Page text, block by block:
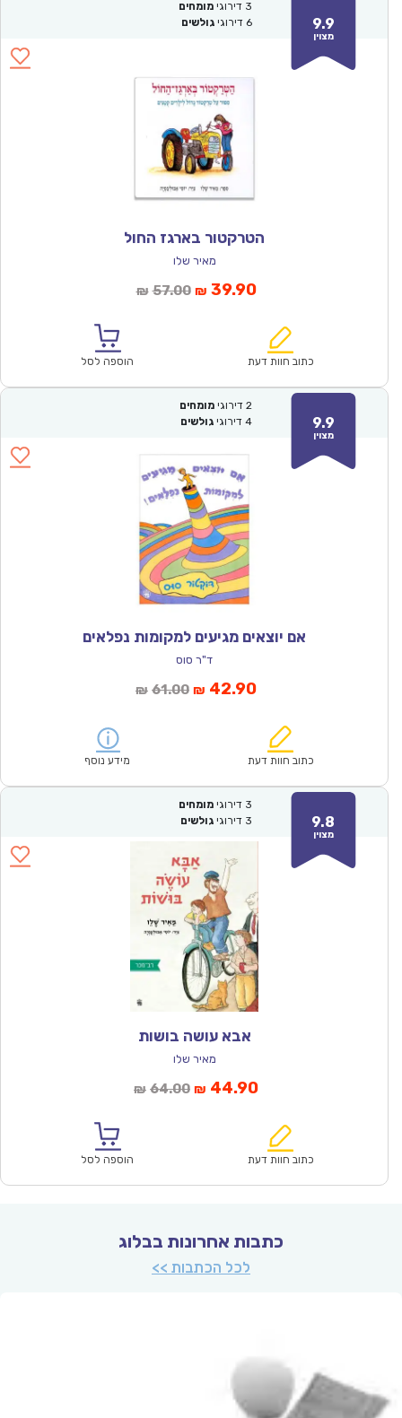
9.9
מצוין
3 דירוגי מומחים
6 דירוגי גולשים
הטרקטור בארגז החול
מאיר שלו
₪ 57.00המחיר
₪57.00.
₪ 39.90המחיר
הוא:
כתוב חוות דעת הוספה לסל
9.9
מצוין
2 דירוגי מומחים
4 דירוגי גולשים
אם יוצאים מגיעים למקומות נפלאים
ד"ר סוס
₪ 61.00המחיר
₪61.00.
₪ 42.90המחיר
הוא:
כתוב חוות דעת מידע נוסף
9.8
מצוין
3 דירוגי מומחים
3 דירוגי גולשים
אבא עושה בושות
מאיר שלו
₪ 64.00המחיר
₪64.00.
₪ 44.90המחיר
הוא:
כתוב חוות דעת הוספה לסל
כתבות אחרונות בבלוג
לכל הכתבות >>